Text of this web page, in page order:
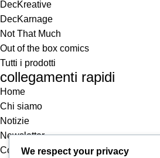
DecKreative
DecKarnage
Not That Much
Out of the box comics
Tutti i prodotti
collegamenti rapidi
Home
Chi siamo
Notizie
Newsletter
ContattiWe respect your privacy